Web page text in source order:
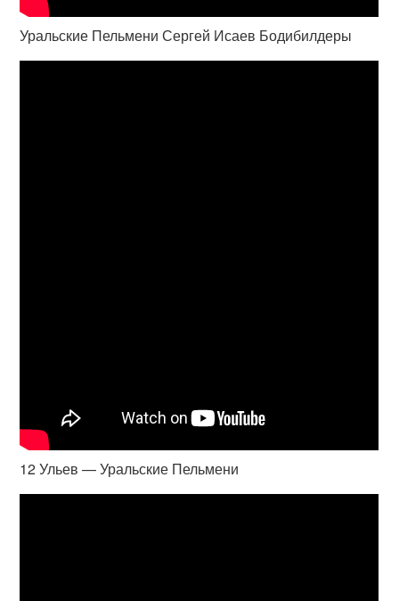
Уральские Пельмени Сергей Исаев Бодибилдеры
12 Ульев — Уральские Пельмени